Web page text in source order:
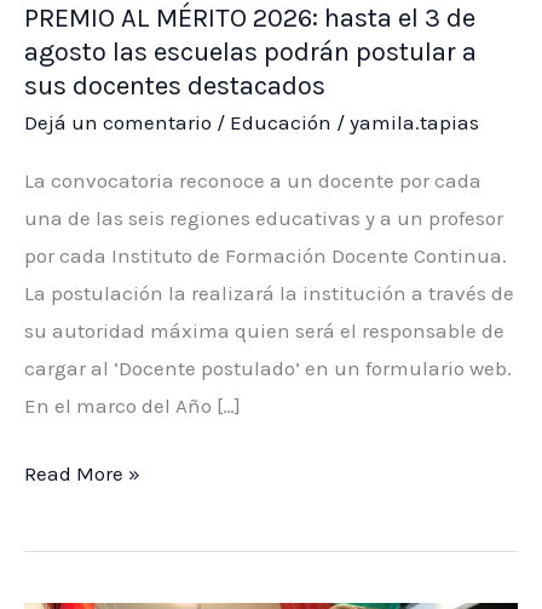
PREMIO AL MÉRITO 2026: hasta el 3 de
agosto las escuelas podrán postular a
sus docentes destacados
Dejá un comentario / Educación / yamila.tapias
La convocatoria reconoce a un docente por cada
una de las seis regiones educativas y a un profesor
por cada Instituto de Formación Docente Continua.
La postulación la realizará la institución a través de
su autoridad máxima quien será el responsable de
cargar al ‘Docente postulado’ en un formulario web.
En el marco del Año […]
PREMIO
MÉRITO
Read More »